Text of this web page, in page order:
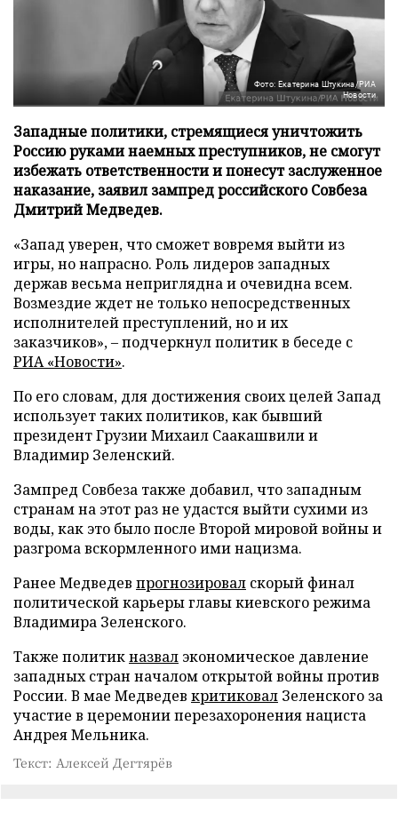
Фото: Екатерина Штукина/РИА
Новости
Западные политики, стремящиеся уничтожить
Россию руками наемных преступников, не смогут
избежать ответственности и понесут заслуженное
наказание, заявил зампред российского Совбеза
Дмитрий Медведев.
«Запад уверен, что сможет вовремя выйти из
игры, но напрасно. Роль лидеров западных
держав весьма неприглядна и очевидна всем.
Возмездие ждет не только непосредственных
исполнителей преступлений, но и их
заказчиков», – подчеркнул политик в беседе с
РИА «Новости».
По его словам, для достижения своих целей Запад
использует таких политиков, как бывший
президент Грузии Михаил Саакашвили и
Владимир Зеленский.
Зампред Совбеза также добавил, что западным
странам на этот раз не удастся выйти сухими из
воды, как это было после Второй мировой войны и
разгрома вскормленного ими нацизма.
Ранее Медведев прогнозировал скорый финал
политической карьеры главы киевского режима
Владимира Зеленского.
Также политикназвал экономическое давление
западных стран началом открытой войны против
России. В мае Медведев критиковал Зеленского за
участие в церемонии перезахоронения нациста
Андрея Мельника.
Текст: Алексей Дегтярёв